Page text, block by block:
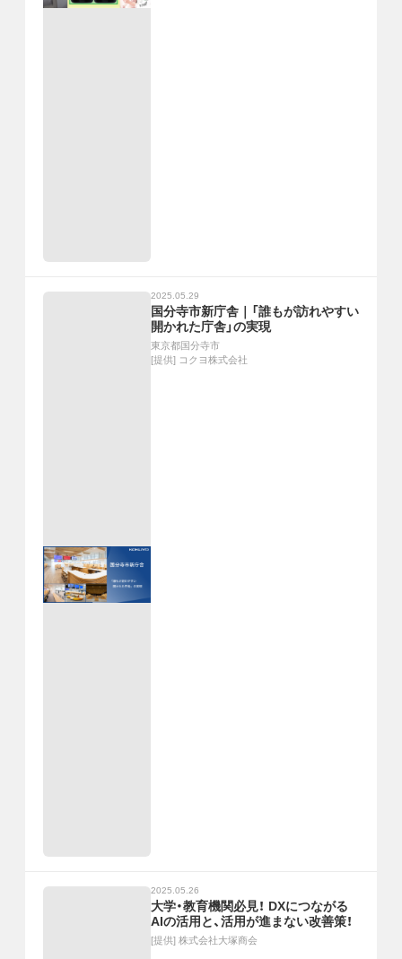
2025.05.29
国分寺市新庁舎｜「誰もが訪れやすい
開かれた庁舎」の実現
東京都国分寺市
[提供] コクヨ株式会社
2025.05.26
大学・教育機関必見！ DXにつながる
AIの活用と、活用が進まない改善策！
[提供] 株式会社大塚商会